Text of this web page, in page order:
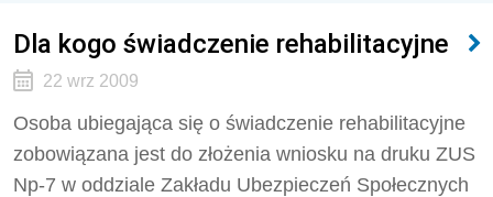
Dla kogo świadczenie rehabilitacyjne
22 wrz 2009
Osoba ubiegająca się o świadczenie rehabilitacyjne
zobowiązana jest do złożenia wniosku na druku ZUS
Np-7 w oddziale Zakładu Ubezpieczeń Społecznych